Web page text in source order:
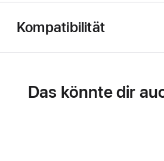
Kompatibilität
Das könnte dir